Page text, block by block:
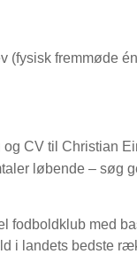
(fysisk fremmøde
CV til Christian
løbende – søg
fodboldklub med
i landets bedste